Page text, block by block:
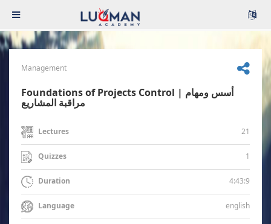
Management
Foundations of Projects Control | أسس ومهام
مراقبة المشاريع
Lectures 21
Quizzes 1
Duration 4:43:9
Language english